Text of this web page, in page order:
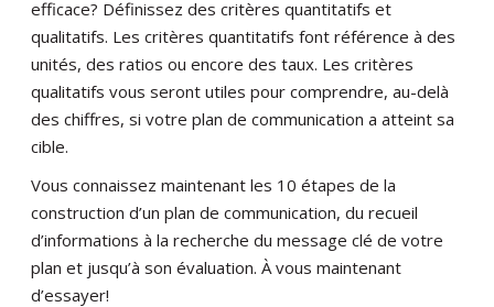
efficace? Définissez des critères quantitatifs et
qualitatifs. Les critères quantitatifs font référence à des
unités, des ratios ou encore des taux. Les critères
qualitatifs vous seront utiles pour comprendre, au-delà
des chiffres, si votre plan de communication a atteint sa
cible.
Vous connaissez maintenant les 10 étapes de la
construction d’un plan de communication, du recueil
d’informations à la recherche du message clé de votre
plan et jusqu’à son évaluation. À vous maintenant
d’essayer!